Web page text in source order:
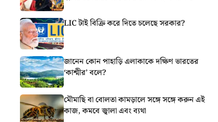
LIC টাই বিক্রি করে দিতে চলেছে সরকার?
জানেন কোন পাহাড়ি এলাকাকে দক্ষিণ ভারতের
‘কাশ্মীর’ বলে?
মৌমাছি বা বোলতা কামড়ালে সঙ্গে সঙ্গে করুন এই
কাজ, কমবে জ্বালা এবং ব্যথা